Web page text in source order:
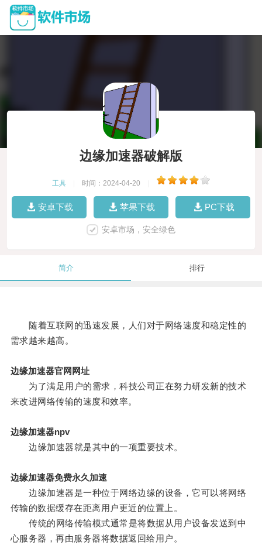
边缘加速器破解版
工具 时间：2024-04-20
安卓下载 苹果下载 PC下载
安卓市场，安全绿色
简介 排行
随着互联网的迅速发展，人们对于网络速度和稳定性的
需求越来越高。
边缘加速器官网网址
为了满足用户的需求，科技公司正在努力研发新的技术
来改进网络传输的速度和效率。
边缘加速器npv
边缘加速器就是其中的一项重要技术。
边缘加速器免费永久加速
边缘加速器是一种位于网络边缘的设备，它可以将网络
传输的数据缓存在距离用户更近的位置上。
传统的网络传输模式通常是将数据从用户设备发送到中
心服务器，再由服务器将数据返回给用户。